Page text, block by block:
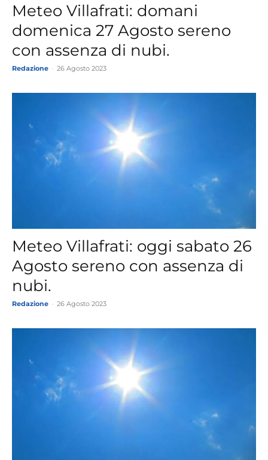
Meteo Villafrati: domani
domenica 27 Agosto sereno
con assenza di nubi.
Redazione 26 Agosto 2023
Meteo Villafrati: oggi sabato 26
Agosto sereno con assenza di
nubi.
Redazione 26 Agosto 2023